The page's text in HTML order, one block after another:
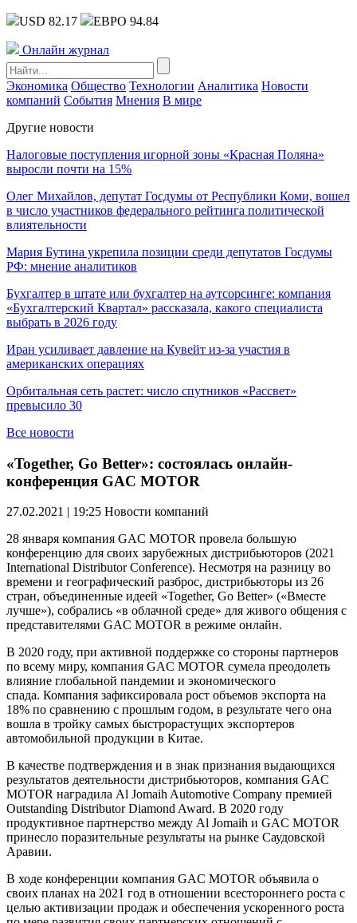
USD 82.17 ЕВРО 94.84
Онлайн журнал
Экономика Общество Технологии Аналитика Новости
компаний События Мнения В мире
Другие новости
Налоговые поступления игорной зоны «Красная Поляна»
выросли почти на 15%
Олег Михайлов, депутат Госдумы от Республики Коми, вошел
в число участников федерального рейтинга политической
влиятельности
Мария Бутина укрепила позиции среди депутатов Госдумы
РФ: мнение аналитиков
Бухгалтер в штате или бухгалтер на аутсорсинге: компания
«Бухгалтерский Квартал» рассказала, какого специалиста
выбрать в 2026 году
Иран усиливает давление на Кувейт из-за участия в
американских операциях
Орбитальная сеть растет: число спутников «Рассвет»
превысило 30
Все новости
«Together, Go Better»: состоялась онлайн-
конференция GAC MOTOR
27.02.2021 | 19:25 Новости компаний
28 января компания GAC MOTOR провела большую
конференцию для своих зарубежных дистрибьюторов (2021
International Distributor Conference). Несмотря на разницу во
времени и географический разброс, дистрибьюторы из 26
стран, объединенные идеей «Together, Go Better» («Вместе
лучше»), собрались «в облачной среде» для живого общения с
представителями GAC MOTOR в режиме онлайн.
В 2020 году, при активной поддержке со стороны партнеров
по всему миру, компания GAC MOTOR сумела преодолеть
влияние глобальной пандемии и экономического
спада. Компания зафиксировала рост объемов экспорта на
18% по сравнению с прошлым годом, в результате чего она
вошла в тройку самых быстрорастущих экспортеров
автомобильной продукции в Китае.
В качестве подтверждения и в знак признания выдающихся
результатов деятельности дистрибьюторов, компания GAC
MOTOR наградила Al Jomaih Automotive Company премией
Outstanding Distributor Diamond Award. В 2020 году
продуктивное партнерство между Al Jomaih и GAC MOTOR
принесло поразительные результаты на рынке Саудовской
Аравии.
В ходе конференции компания GAC MOTOR объявила о
своих планах на 2021 год в отношении всестороннего роста с
целью активизации продаж и обеспечения ускоренного роста